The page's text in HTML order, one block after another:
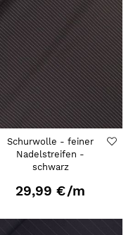
Schurwolle - feiner
Nadelstreifen -
schwarz
29,99 €/m